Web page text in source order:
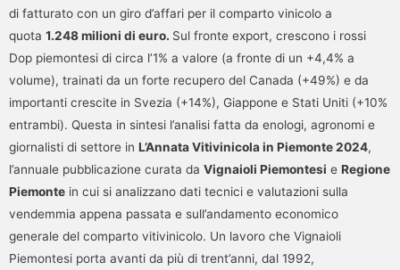
di fatturato con un giro d’affari per il comparto vinicolo a
quota 1.248 milioni di euro. Sul fronte export, crescono i rossi
Dop piemontesi di circa l’1% a valore (a fronte di un +4,4% a
volume), trainati da un forte recupero del Canada (+49%) e da
importanti crescite in Svezia (+14%), Giappone e Stati Uniti (+10%
entrambi). Questa in sintesi l’analisi fatta da enologi, agronomi e
giornalisti di settore in L’Annata Vitivinicola in Piemonte 2024,
l’annuale pubblicazione curata da Vignaioli Piemontesi e Regione
Piemonte in cui si analizzano dati tecnici e valutazioni sulla
vendemmia appena passata e sull’andamento economico
generale del comparto vitivinicolo. Un lavoro che Vignaioli
Piemontesi porta avanti da più di trent’anni, dal 1992,